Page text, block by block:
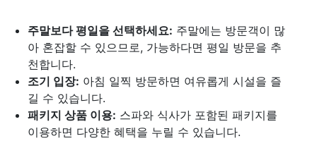
주말보다 평일을 선택하세요: 주말에는 방문객이 많
아 혼잡할 수 있으므로, 가능하다면 평일 방문을 추
천합니다.
조기 입장: 아침 일찍 방문하면 여유롭게 시설을 즐
길 수 있습니다.
패키지 상품 이용: 스파와 식사가 포함된 패키지를
이용하면 다양한 혜택을 누릴 수 있습니다.